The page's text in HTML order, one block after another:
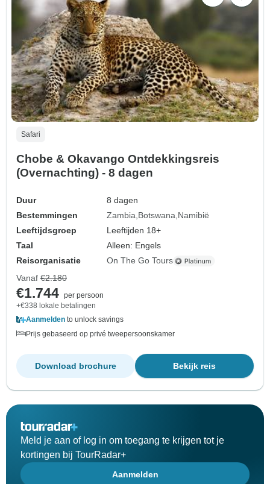
Safari
Chobe & Okavango Ontdekkingsreis
(Overnachting) - 8 dagen
Duur
8 dagen
Bestemmingen
Zambia Botswana Namibië
Leeftijdsgroep
Leeftijden 18+
Taal
Alleen: Engels
Reisorganisatie
On The Go Tours
Vanaf €2.180
€1.744 per persoon
+€338 lokale betalingen
Aanmelden to unlock savings
Prijs gebaseerd op privé tweepersoonskamer
Bekijk reis
Download brochure
Meld je aan of log in om toegang te krijgen tot je
kortingen bij TourRadar+
Aanmelden